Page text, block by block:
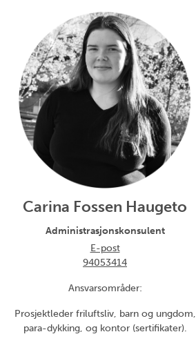
Carina Fossen Haugeto
Administrasjonskonsulent
E-post
94053414
Ansvarsområder:
Prosjektleder friluftsliv, barn og ungdom,
para-dykking, og kontor (sertifikater).